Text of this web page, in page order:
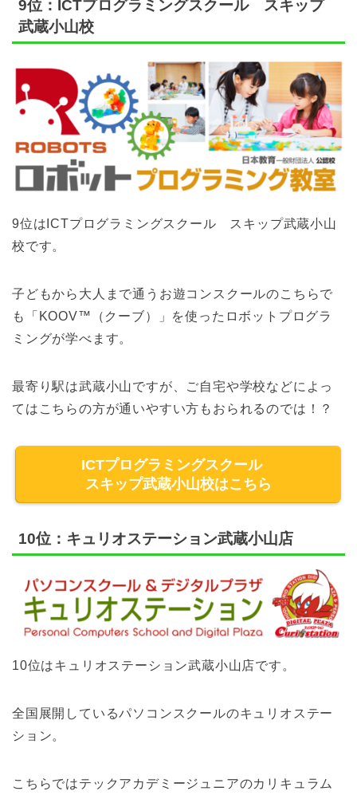
9位：ICTプログラミングスクール スキップ
武蔵小山校
9位はICTプログラミングスクール スキップ武蔵小山
校です。
子どもから大人まで通うお遊コンスクールのこちらで
も「KOOV™（クーブ）」を使ったロボットプログラ
ミングが学べます。
最寄り駅は武蔵小山ですが、ご自宅や学校などによっ
てはこちらの方が通いやすい方もおられるのでは！？
ICTプログラミングスクール
スキップ武蔵小山校はこちら
10位：キュリオステーション武蔵小山店
10位はキュリオステーション武蔵小山店です。
全国展開しているパソコンスクールのキュリオステー
ション。
こちらではテックアカデミージュニアのカリキュラム